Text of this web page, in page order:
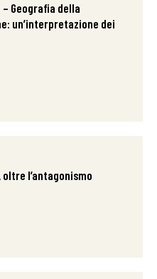
Geografia della
un’interpretazione dei
l’antagonismo